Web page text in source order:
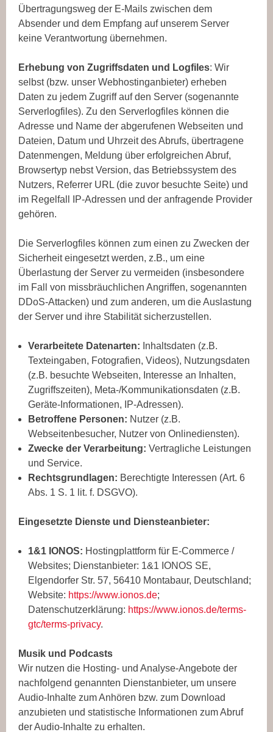
Übertragungsweg der E-Mails zwischen dem
Absender und dem Empfang auf unserem Server
keine Verantwortung übernehmen.
Erhebung von Zugriffsdaten und Logfiles: Wir
selbst (bzw. unser Webhostinganbieter) erheben
Daten zu jedem Zugriff auf den Server (sogenannte
Serverlogfiles). Zu den Serverlogfiles können die
Adresse und Name der abgerufenen Webseiten und
Dateien, Datum und Uhrzeit des Abrufs, übertragene
Datenmengen, Meldung über erfolgreichen Abruf,
Browsertyp nebst Version, das Betriebssystem des
Nutzers, Referrer URL (die zuvor besuchte Seite) und
im Regelfall IP-Adressen und der anfragende Provider
gehören.
Die Serverlogfiles können zum einen zu Zwecken der
Sicherheit eingesetzt werden, z.B., um eine
Überlastung der Server zu vermeiden (insbesondere
im Fall von missbräuchlichen Angriffen, sogenannten
DDoS-Attacken) und zum anderen, um die Auslastung
der Server und ihre Stabilität sicherzustellen.
Verarbeitete Datenarten: Inhaltsdaten (z.B.
Texteingaben, Fotografien, Videos), Nutzungsdaten
(z.B. besuchte Webseiten, Interesse an Inhalten,
Zugriffszeiten), Meta-/Kommunikationsdaten (z.B.
Geräte-Informationen, IP-Adressen).
Betroffene Personen: Nutzer (z.B.
Webseitenbesucher, Nutzer von Onlinediensten).
Zwecke der Verarbeitung: Vertragliche Leistungen
und Service.
Rechtsgrundlagen: Berechtigte Interessen (Art. 6
Abs. 1 S. 1 lit. f. DSGVO).
Eingesetzte Dienste und Diensteanbieter:
1&1 IONOS: Hostingplattform für E-Commerce /
Websites; Dienstanbieter: 1&1 IONOS SE,
Elgendorfer Str. 57, 56410 Montabaur, Deutschland;
Website: https://www.ionos.de;
Datenschutzerklärung: https://www.ionos.de/terms-
gtc/terms-privacy.
Musik und Podcasts
Wir nutzen die Hosting- und Analyse-Angebote der
nachfolgend genannten Dienstanbieter, um unsere
Audio-Inhalte zum Anhören bzw. zum Download
anzubieten und statistische Informationen zum Abruf
der Audio-Inhalte zu erhalten.